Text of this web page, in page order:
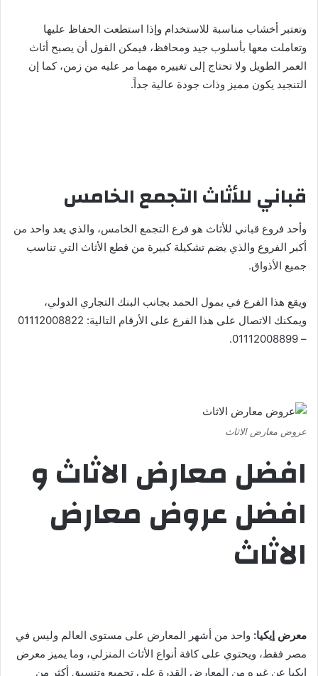
وتعتبر أخشاب مناسبة للاستخدام وإذا استطعت الحفاظ عليها
وتعاملت معها بأسلوب جيد ومحافظ، فيمكن القول أن يصبح أثاث
العمر الطويل ولا تحتاج إلى تغييره مهما مر عليه من زمن، كما إن
التنجيد يكون مميز وذات جودة عالية جداً.
قباني للأثاث التجمع الخامس
وأحد فروع قباني للأثاث هو فرع التجمع الخامس، والذي يعد واحد من
أكبر الفروع والذي يضم تشكيلة كبيرة من قطع الأثاث التي تناسب
جميع الأذواق.
ويقع هذا الفرع في بمول الحمد بجانب البنك التجاري الدولي،
ويمكنك الاتصال على هذا الفرع على الأرقام التالية: 01112008822
– 01112008899.
عروض معارض الاثاث
افضل معارض الاثاث و
افضلعروض معارض
الاثاث
معرض إيكيا: واحد من أشهر المعارض على مستوى العالم وليس في
مصر فقط، ويحتوي على كافة أنواع الأثاث المنزلي، وما يميز معرض
إيكيا عن غيره من المعارض القدرة على تجميع وتنسيق أكثر من